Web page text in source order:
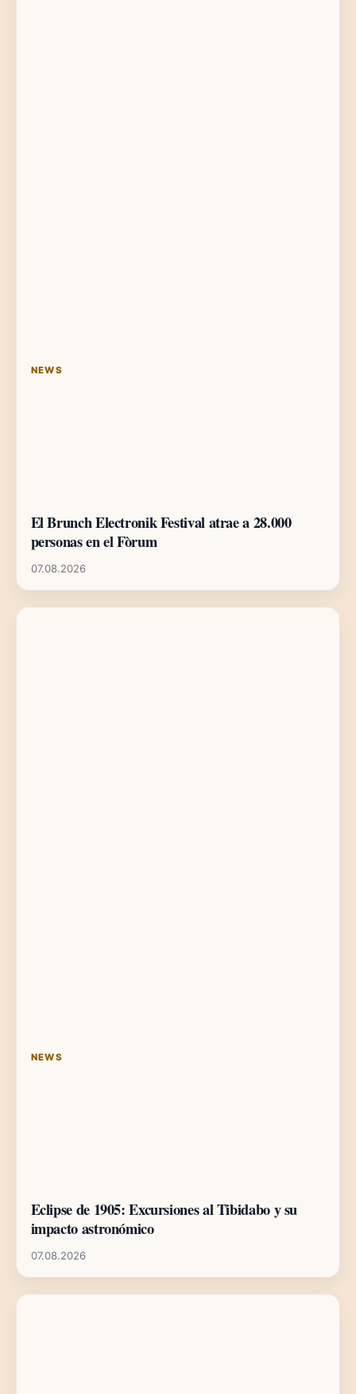
NEWS
El Brunch Electronik Festival atrae a 28.000
personas en el Fòrum
07.08.2026
NEWS
Eclipse de 1905: Excursiones al Tibidabo y su
impacto astronómico
07.08.2026